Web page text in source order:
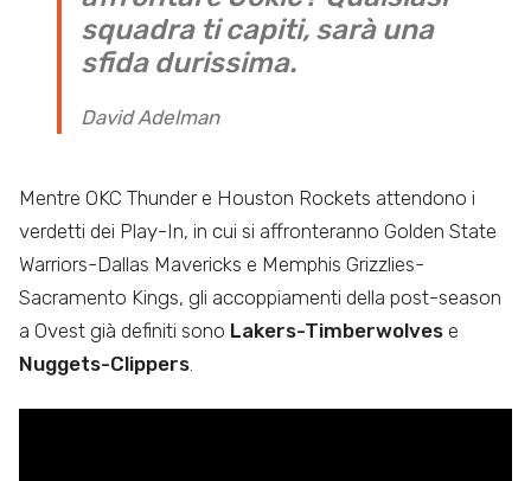
squadra ti capiti, sarà una
sfida durissima.
David Adelman
Mentre OKC Thunder e Houston Rockets attendono i
verdetti dei Play-In, in cui si affronteranno Golden State
Warriors-Dallas Mavericks e Memphis Grizzlies-
Sacramento Kings, gli accoppiamenti della post-season
a Ovest già definiti sono Lakers-Timberwolves e
Nuggets-Clippers